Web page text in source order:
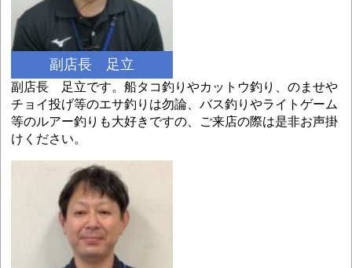
副店長 足立
副店長 足立です。船タコ釣りやカットウ釣り、のませや
チョイ投げ等のエサ釣りは勿論、バス釣りやライトゲーム
等のルアー釣りも大好きですの、ご来店の際は是非お声掛
けください。